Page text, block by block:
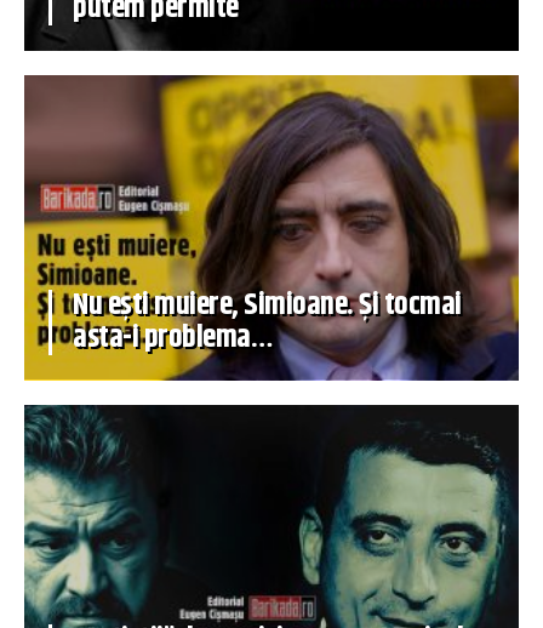
Nu ești muiere, Simioane. Și tocmai
asta-i problema…